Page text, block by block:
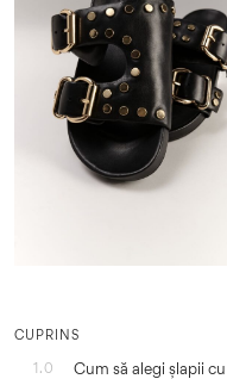
CUPRINS
1.0
Cum să alegi șlapii